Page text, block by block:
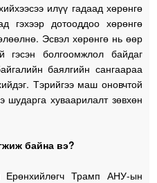
илүү гадаад хөрөнгө
гэхээр дотооддоо хөрөнгө
Эсвэл хөрөнгө нь өөр
гэсэн болгоомжлол байдаг
баялгийн сангаараа
Тэрийгээ маш оновчтой
шударга хуваарилалт зөвхөн
байна вэ?
Трамп АНУ-ын